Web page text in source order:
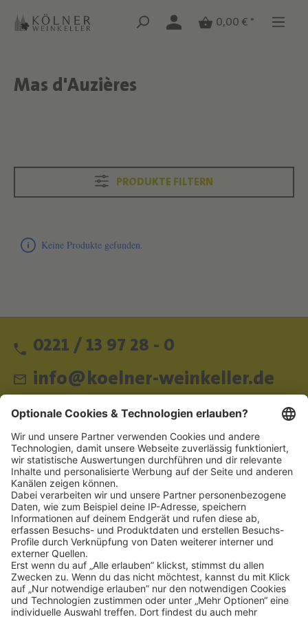
Zum Hauptinhalt springen
Zum Hauptinhalt springen
0,00 € *
Text überspringen
Mas d'Auzières
Text überspringen
PRODUKTE FILTERN
Keine Produkte gefunden.
0221 / 13 97 28 - 0
info@koelner-weinkeller.de
Schnellzugriff
ZAHLUNGSMETHODEN
SOCIAL
NEWSLETTER
BESUCHEN SIE UNS